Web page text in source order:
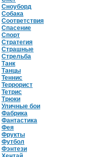
Сноуборд
Собака
Соответствия
Спасение
Спорт
Стратегия
Страшные
Стрельба
Танк
Танцы
Теннис
Террорист
Тетрис
Трюки
Уличные бои
Фабрика
Фантастика
Фея
Фрукты
Футбол
Фэнтези